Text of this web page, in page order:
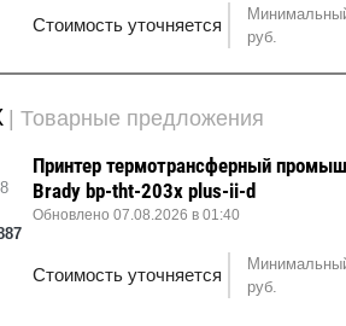
Стоимость уточняется
руб.
| Товарные предложения
Принтер термотрансферный
Brady bp-tht-203x plus-ii-d
Обновлено 07.08.2026 в 01:40
Стоимость уточняется
руб.